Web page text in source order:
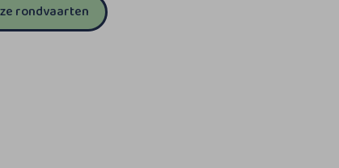
rondvaarten